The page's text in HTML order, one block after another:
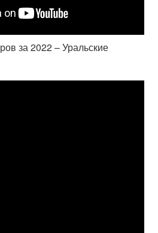
за 2022 – Уральские